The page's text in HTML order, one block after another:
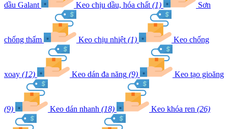
dầu Galant Keo chịu dầu, hóa chất (1) Sơn
chống thấm Keo chịu nhiệt (1) Keo chống
xoay (12) Keo dán đa năng (9) Keo tạo gioăng
(9) Keo dán nhanh (18) Keo khóa ren (26)